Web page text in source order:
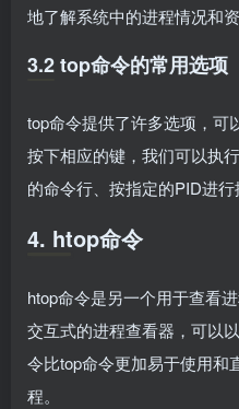
地了解系统中的进程情况和资
3.2 top命令的常用选项
top命令提供了许多选项，可
按下相应的键，我们可以执
的命令行、按指定的PID进行
4. htop命令
htop命令是另一个用于查看
交互式的进程查看器，可以
令比top命令更加易于使用和
程。